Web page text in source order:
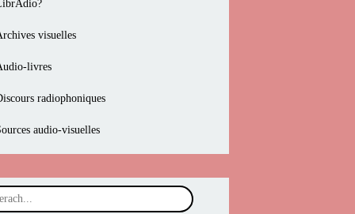
visuelles
livres
radiophoniques
audio-visuelles